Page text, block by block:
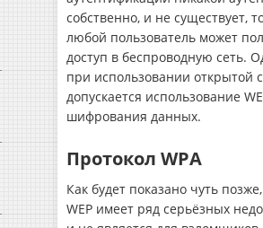
собственно, и не существует,
любой пользователь может
доступ в беспроводную сеть.
при использовании открытой
допускается использование
шифрования данных.
Протокол WPA
Как будет показано чуть
WEP имеет ряд серьёзных